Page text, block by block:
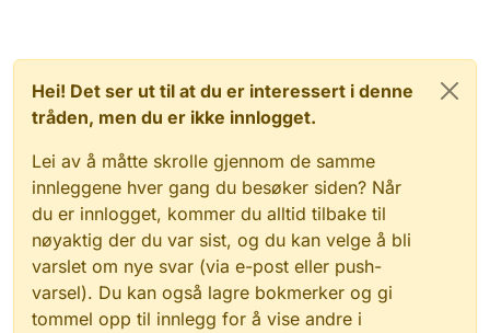
Hei! Det ser ut til at du er interessert i denne
tråden, men du er ikke innlogget.
Lei av å måtte skrolle gjennom de samme
innleggene hver gang du besøker siden? Når
du er innlogget, kommer du alltid tilbake til
nøyaktig der du var sist, og du kan velge å bli
varslet om nye svar (via e-post eller push-
varsel). Du kan også lagre bokmerker og gi
tommel opp til innlegg for å vise andre i